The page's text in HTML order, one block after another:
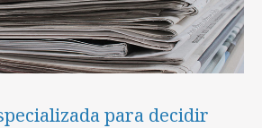
para decidir